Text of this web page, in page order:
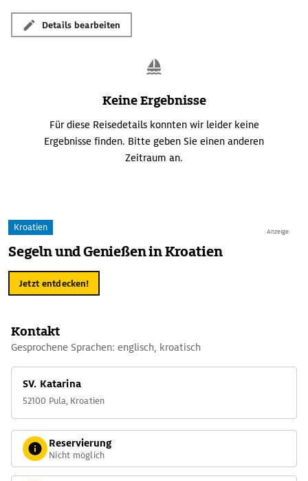
Details bearbeiten
Keine Ergebnisse
Für diese Reisedetails konnten wir leider keine
Ergebnisse finden. Bitte geben Sie einen anderen
Zeitraum an.
Anzeige
Kroatien
Segeln und Genießen in Kroatien
Jetzt entdecken!
Kontakt
Gesprochene Sprachen: englisch, kroatisch
SV. Katarina
52100 Pula, Kroatien
Reservierung
Nicht möglich